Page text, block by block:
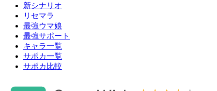
新シナリオ
リセマラ
最強ウマ娘
最強サポート
キャラ一覧
サポカ一覧
サポカ比較